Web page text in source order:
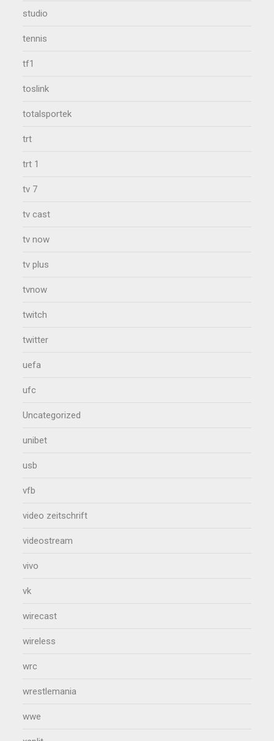
studio
tennis
tf1
toslink
totalsportek
trt
trt 1
tv 7
tv cast
tv now
tv plus
tvnow
twitch
twitter
uefa
ufc
Uncategorized
unibet
usb
vfb
video zeitschrift
videostream
vivo
vk
wirecast
wireless
wrc
wrestlemania
wwe